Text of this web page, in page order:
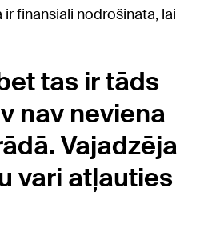
finansiāli nodrošināta, lai
tas ir tāds
nav neviena
Vajadzēja
vari atļauties